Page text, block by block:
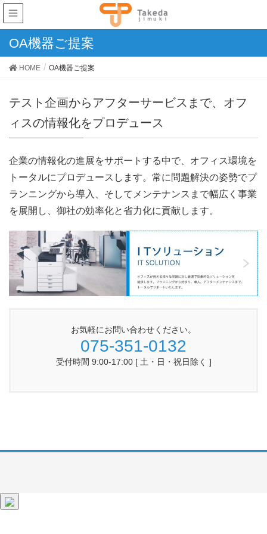
OA機器ご提案
HOME OA機器ご提案
テスト企画からアフターサービスまで、オフ
ィスの情報化をプロデュース
企業の情報化の進展をサポートする中で、オフィス環境を
トータルにプロデュースします。常に問題解決の姿勢でプ
ランニングから導入、そしてメンテナンスまで幅広く事業
を展開し、御社の効率化と省力化に貢献します。
お気軽にお問い合わせください。
075-351-0132
受付時間 9:00-17:00 [ 土・日・祝日除く ]